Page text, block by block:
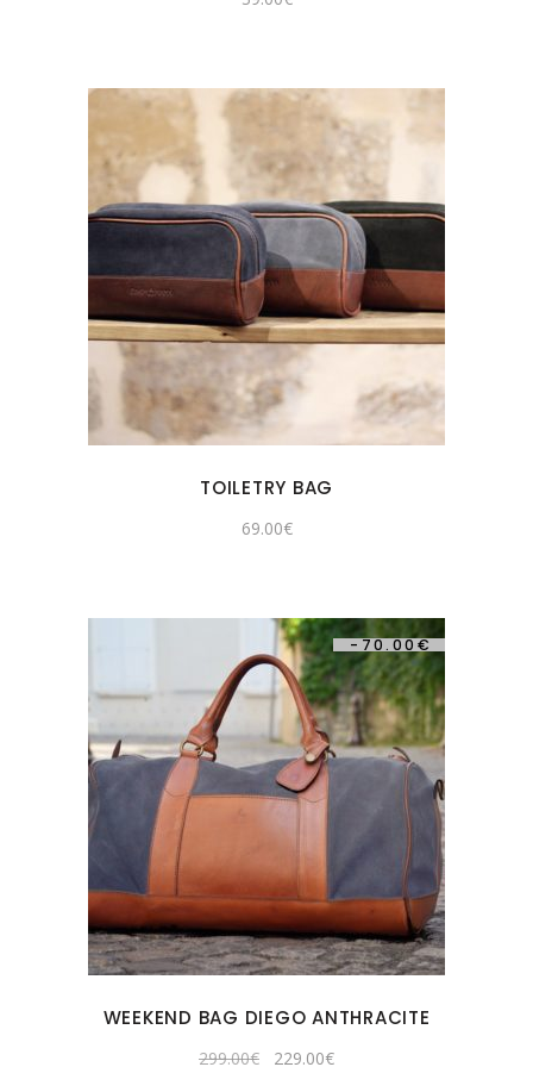
TOILETRY BAG
69.00€
-70.00€
WEEKEND BAG DIEGO ANTHRACITE
299.00€ Original
229.00€Current